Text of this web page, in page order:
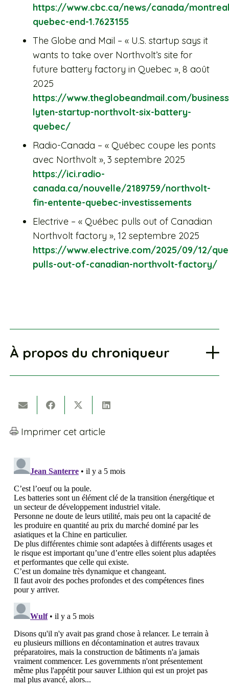
https://www.cbc.ca/news/canada/
quebec-end-1.7623155
The Globe and Mail – « U.S. startup says it
wants to take over Northvolt’s site for
future battery factory in Quebec », 8 août
2025
https://www.theglobeandmail.com/
lyten-startup-northvolt-six-battery-
quebec/
Radio-Canada – « Québec coupe les ponts
avec Northvolt », 3 septembre 2025
https://ici.radio-
canada.ca/nouvelle/2189759/northvolt-
fin-entente-quebec-investissements
Electrive – « Québec pulls out of Canadian
Northvolt factory », 12 septembre 2025
https://www.electrive.com/2025/09/12/
pulls-out-of-canadian-northvolt-factory/
À propos du chroniqueur
Imprimer cet article